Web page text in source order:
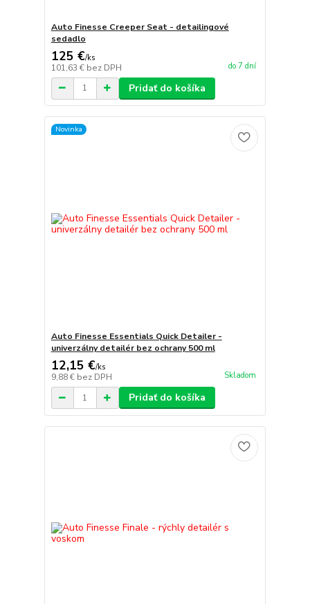
Auto Finesse Creeper Seat - detailingové
sedadlo
125 €/ks
101,63 € bez DPH do 7 dní
Pridať do košíka
Novinka
Auto Finesse Essentials Quick Detailer -
univerzálny detailér bez ochrany 500 ml
12,15 €/ks
9,88 € bez DPH Skladom
Pridať do košíka